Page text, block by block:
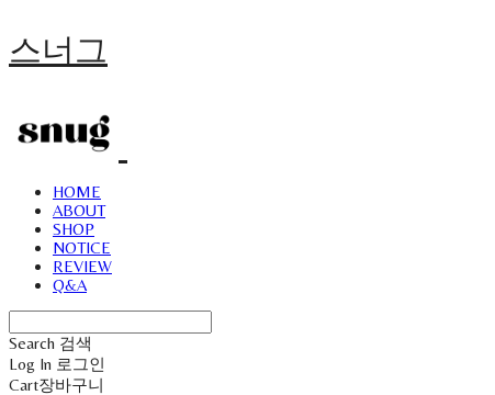
스너그
HOME
ABOUT
SHOP
NOTICE
REVIEW
Q&A
Search 검색
Log In 로그인
Cart장바구니